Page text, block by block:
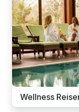
Wellness